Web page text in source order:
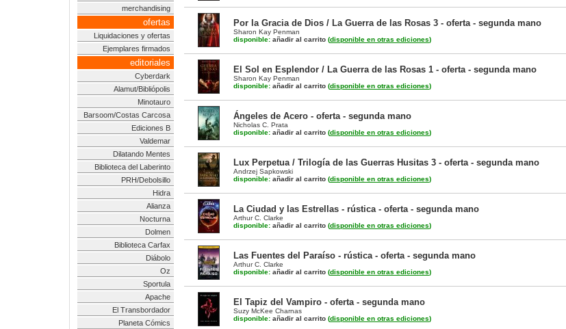
merchandising
ofertas
Liquidaciones y ofertas
Ejemplares firmados
editoriales
Cyberdark
Alamut/Bibliópolis
Minotauro
Barsoom/Costas Carcosa
Ediciones B
Valdemar
Dilatando Mentes
Biblioteca del Laberinto
PRH/Debolsillo
Hidra
Alianza
Nocturna
Dolmen
Biblioteca Carfax
Diábolo
Oz
Sportula
Apache
El Transbordador
Planeta Cómics
Por la Gracia de Dios / La Guerra de las Rosas 3 - oferta - segunda mano
Sharon Kay Penman
disponible: añadir al carrito (disponible en otras ediciones)
El Sol en Esplendor / La Guerra de las Rosas 1 - oferta - segunda mano
Sharon Kay Penman
disponible: añadir al carrito (disponible en otras ediciones)
Ángeles de Acero - oferta - segunda mano
Nicholas C. Prata
disponible: añadir al carrito (disponible en otras ediciones)
Lux Perpetua / Trilogía de las Guerras Husitas 3 - oferta - segunda mano
Andrzej Sapkowski
disponible: añadir al carrito (disponible en otras ediciones)
La Ciudad y las Estrellas - rústica - oferta - segunda mano
Arthur C. Clarke
disponible: añadir al carrito (disponible en otras ediciones)
Las Fuentes del Paraíso - rústica - oferta - segunda mano
Arthur C. Clarke
disponible: añadir al carrito (disponible en otras ediciones)
El Tapiz del Vampiro - oferta - segunda mano
Suzy McKee Charnas
disponible: añadir al carrito (disponible en otras ediciones)